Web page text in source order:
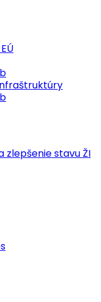
zlepšenie stavu ŽI